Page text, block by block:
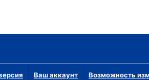
Ваш аккаунт Возможность